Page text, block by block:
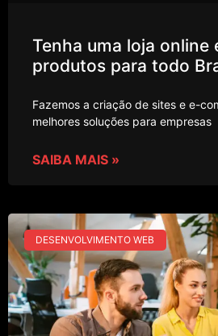
Tenha uma loja online
produtos para todo
Fazemos a criação de sites e e-
melhores soluções para empresas
SAIBA MAIS »
DESENVOLVIMENTO WEB